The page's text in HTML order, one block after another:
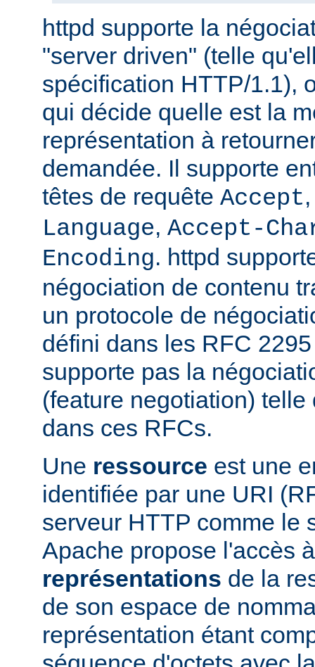
httpd supporte la
"server driven" (telle
spécification HTTP/1.1),
qui décide quelle est la
représentation à
demandée. Il supporte
têtes de requête Accept
Language, Accept-
Encoding. httpd
négociation de contenu
un protocole de
défini dans les RFC
supporte pas la
(feature negotiation)
dans ces RFCs.
Une ressource est une
identifiée par une URI
serveur HTTP comme le
Apache propose l'accès
représentations de la
de son espace de
représentation étant